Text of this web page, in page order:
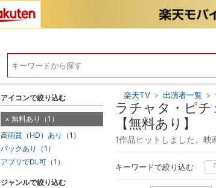
楽天TV > 出演者一覧 >
ラチャタ・ピチ
【無料あり】
1作品ヒットしました。映
キーワードで絞り込む
アイコンで絞り込む
無料あり（1）
高画質（HD）あり（1）
パックあり（1）
アプリでDL可（1）
ジャンルで絞り込む